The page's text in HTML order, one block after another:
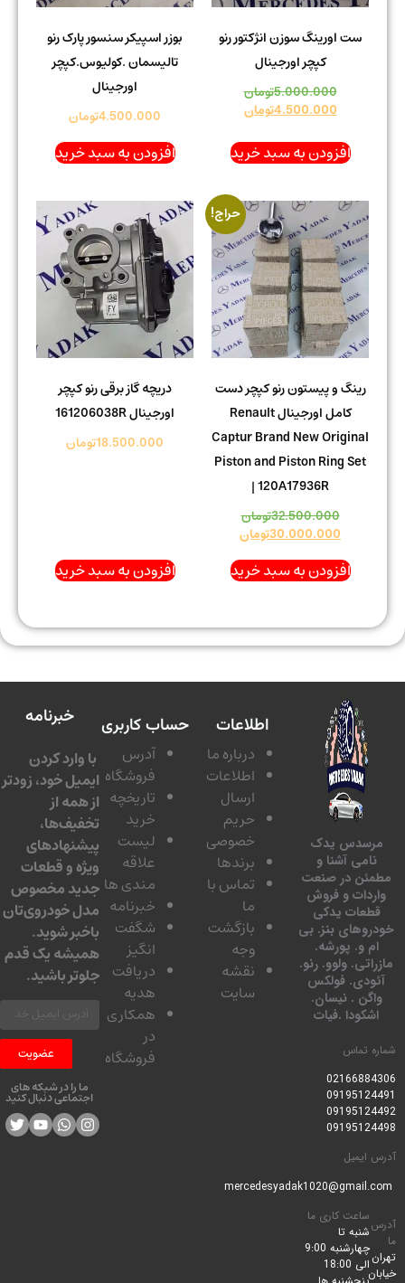
ست اورینگ سوزن انژکتور رنو
کپچر اورجینال
5.000.000تومان
4.500.000تومان
افزودن به سبد خرید
بوزر اسپیکر سنسور پارک رنو
تالیسمان .کولیوس.کپچر
اورجینال
4.500.000تومان
افزودن به سبد خرید
حراج!
رینگ و پیستون رنو کپچر دست
کامل اورجینال Renault
Captur Brand New Original
Piston and Piston Ring Set
| 120A17936R
32.500.000تومان
30.000.000تومان
افزودن به سبد خرید
دریچه گاز برقی رنو کپچر
اورجینال 161206038R
18.500.000تومان
افزودن به سبد خرید
یدک
آشنا و
در صنعت
و فروش
یدکی
بنز. بی
و. پورشه.
ولوو. رنو.
فولکس
. نیسان.
.فیات
تماس
ساعت کاری ما
شنبه تا
چهارشنبه 9:00
الی 18:00
اطلاعات
درباره ما
اطلاعات
ارسال
حریم
خصوصی
برندها
تماس با
بازگشت
نقشه
سایت
حساب کاربری
آدرس
فروشگاه
تاریخچه
لیست
مندی ها
خبرنامه
شگفت
دریافت
همکاری
فروشگاه
خبرنامه
با وارد کردن
ایمیل خود، زودتر
از همه از
تخفیف‌ها،
پیشنهادهای
ویژه و قطعات
جدید مخصوص
مدل خودروی‌تان
باخبر شوید.
همیشه یک قدم
جلوتر باشید.
عضویت
ما را در شبکه های
اجتماعی دنبال کنید